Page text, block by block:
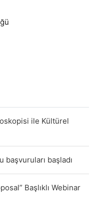
ile Kültürel
başvuruları başladı
Başlıklı Webinar